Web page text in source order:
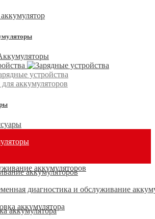
устройства
аккумуляторов
аккумуляторов
диагностика и обслуживание
аккумулятора